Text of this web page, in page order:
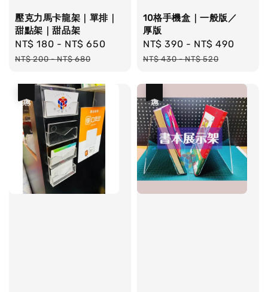
壓克力馬卡龍架｜單排｜
甜點架｜甜品架
Sale
price
NT$ 180 - NT$ 650
Regular
NT$ 200-NT$ 680
10格手機盒｜一般版／
厚版
Sale
price
NT$ 390 - NT$ 490
NT$ 430-NT$ 520